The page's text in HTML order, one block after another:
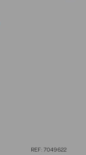
REF: 7049622